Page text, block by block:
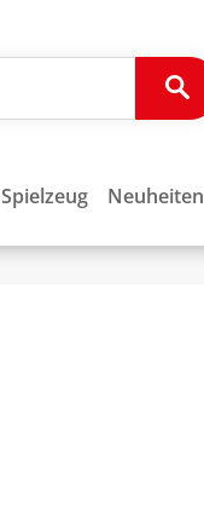
Spielzeug Neuheiten